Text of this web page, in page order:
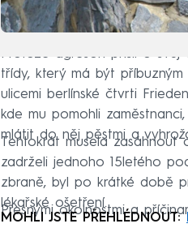
Protože agresoři přišli o svůj
třídy, který má být
ulicemi berlínské čtvrti
kde mu pomohli zaměstnanci,
mlátit do něj pěstmi a
Tentokrát musela zasáhnout
zadrželi jednoho 15letého
zbraně, byl po krátké době
lékařské ošetření.
Přesnými okolnostmi a
MOHLI JSTE PŘEHLÉDNOUT: